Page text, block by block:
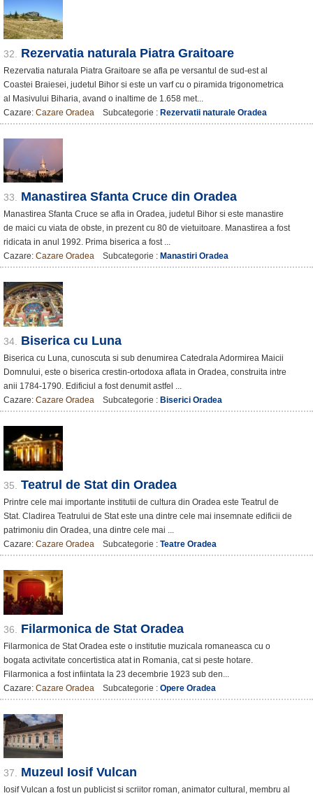
32. Rezervatia naturala Piatra Graitoare
Rezervatia naturala Piatra Graitoare se afla pe versantul de sud-est al
Coastei Braiesei, judetul Bihor si este un varf cu o piramida trigonometrica
al Masivului Biharia, avand o inaltime de 1.658 met...
Cazare: Cazare Oradea Subcategorie : Rezervatii naturale Oradea
33. Manastirea Sfanta Cruce din Oradea
Manastirea Sfanta Cruce se afla in Oradea, judetul Bihor si este manastire
de maici cu viata de obste, in prezent cu 80 de vietuitoare. Manastirea a fost
ridicata in anul 1992. Prima biserica a fost ...
Cazare: Cazare Oradea Subcategorie : Manastiri Oradea
34. Biserica cu Luna
Biserica cu Luna, cunoscuta si sub denumirea Catedrala Adormirea Maicii
Domnului, este o biserica crestin-ortodoxa aflata in Oradea, construita intre
anii 1784-1790. Edificiul a fost denumit astfel ...
Cazare: Cazare Oradea Subcategorie : Biserici Oradea
35. Teatrul de Stat din Oradea
Printre cele mai importante institutii de cultura din Oradea este Teatrul de
Stat. Cladirea Teatrului de Stat este una dintre cele mai insemnate edificii de
patrimoniu din Oradea, una dintre cele mai ...
Cazare: Cazare Oradea Subcategorie : Teatre Oradea
36. Filarmonica de Stat Oradea
Filarmonica de Stat Oradea este o institutie muzicala romaneasca cu o
bogata activitate concertistica atat in Romania, cat si peste hotare.
Filarmonica a fost infiintata la 23 decembrie 1923 sub den...
Cazare: Cazare Oradea Subcategorie : Opere Oradea
37. Muzeul Iosif Vulcan
Iosif Vulcan a fost un publicist si scriitor roman, animator cultural, membru al